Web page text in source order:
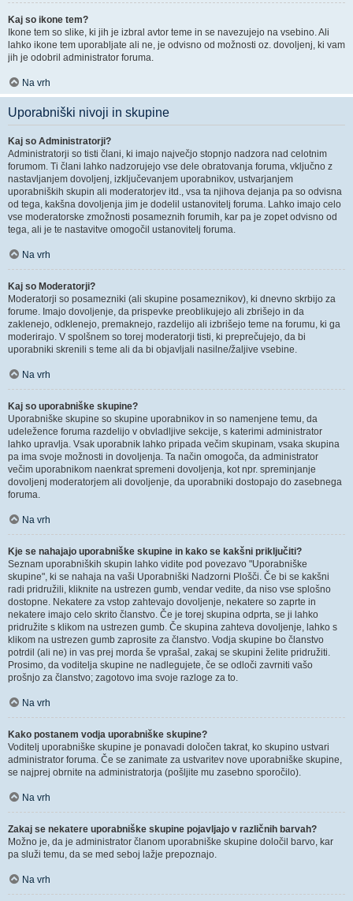
Kaj so ikone tem?
Ikone tem so slike, ki jih je izbral avtor teme in se navezujejo na vsebino. Ali
lahko ikone tem uporabljate ali ne, je odvisno od možnosti oz. dovoljenj, ki vam
jih je odobril administrator foruma.
Na vrh
Uporabniški nivoji in skupine
Kaj so Administratorji?
Administratorji so tisti člani, ki imajo največjo stopnjo nadzora nad celotnim
forumom. Ti člani lahko nadzorujejo vse dele obratovanja foruma, vključno z
nastavljanjem dovoljenj, izključevanjem uporabnikov, ustvarjanjem
uporabniških skupin ali moderatorjev itd., vsa ta njihova dejanja pa so odvisna
od tega, kakšna dovoljenja jim je dodelil ustanovitelj foruma. Lahko imajo celo
vse moderatorske zmožnosti posameznih forumih, kar pa je zopet odvisno od
tega, ali je te nastavitve omogočil ustanovitelj foruma.
Na vrh
Kaj so Moderatorji?
Moderatorji so posamezniki (ali skupine posameznikov), ki dnevno skrbijo za
forume. Imajo dovoljenje, da prispevke preoblikujejo ali zbrišejo in da
zaklenejo, odklenejo, premaknejo, razdelijo ali izbrišejo teme na forumu, ki ga
moderirajo. V spolšnem so torej moderatorji tisti, ki preprečujejo, da bi
uporabniki skrenili s teme ali da bi objavljali nasilne/žaljive vsebine.
Na vrh
Kaj so uporabniške skupine?
Uporabniške skupine so skupine uporabnikov in so namenjene temu, da
udeležence foruma razdelijo v obvladljive sekcije, s katerimi administrator
lahko upravlja. Vsak uporabnik lahko pripada večim skupinam, vsaka skupina
pa ima svoje možnosti in dovoljenja. Ta način omogoča, da administrator
večim uporabnikom naenkrat spremeni dovoljenja, kot npr. spreminjanje
dovoljenj moderatorjem ali dovoljenje, da uporabniki dostopajo do zasebnega
foruma.
Na vrh
Kje se nahajajo uporabniške skupine in kako se kakšni priključiti?
Seznam uporabniških skupin lahko vidite pod povezavo "Uporabniške
skupine", ki se nahaja na vaši Uporabniški Nadzorni Plošči. Če bi se kakšni
radi pridružili, kliknite na ustrezen gumb, vendar vedite, da niso vse splošno
dostopne. Nekatere za vstop zahtevajo dovoljenje, nekatere so zaprte in
nekatere imajo celo skrito članstvo. Če je torej skupina odprta, se ji lahko
pridružite s klikom na ustrezen gumb. Če skupina zahteva dovoljenje, lahko s
klikom na ustrezen gumb zaprosite za članstvo. Vodja skupine bo članstvo
potrdil (ali ne) in vas prej morda še vprašal, zakaj se skupini želite pridružiti.
Prosimo, da voditelja skupine ne nadlegujete, če se odloči zavrniti vašo
prošnjo za članstvo; zagotovo ima svoje razloge za to.
Na vrh
Kako postanem vodja uporabniške skupine?
Voditelj uporabniške skupine je ponavadi določen takrat, ko skupino ustvari
administrator foruma. Če se zanimate za ustvaritev nove uporabniške skupine,
se najprej obrnite na administratorja (pošljite mu zasebno sporočilo).
Na vrh
Zakaj se nekatere uporabniške skupine pojavljajo v različnih barvah?
Možno je, da je administrator članom uporabniške skupine določil barvo, kar
pa služi temu, da se med seboj lažje prepoznajo.
Na vrh